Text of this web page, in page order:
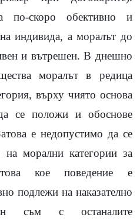
по-скоро обективно и
индивида, а моралът до
и вътрешен. В днешно
моралът в редица
върху чиято основа
се положи и обоснове
е недопустимо да се
морални категории за
кое поведение е
подлежи на наказателно
съм с останалите